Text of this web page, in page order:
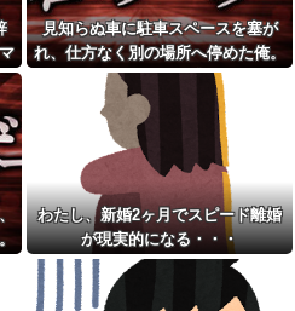
【正論】彫り師YouTuber「刺
青タトゥー入れてる奴は全員バ
カです。偏見は正しい。すごい
民度低い」
【朗報】寺田心、週6ジム通い
で体重62kg→82kgに
wwwwwwww
スッポン解体動画を見る彼女
「美味しそう♪」→俺「生きたま
ま捌かれて可哀想だろ！サイコ
パスか？」←お前らどっち？
「仕事にあぶれたから雇って
ほしい、なんでもする」とキチ
ママがやってきた
トメ「お腹の子は孫と認めな
見知らぬ車に駐車スペースを塞が
れ、仕方なく別の場所へ停めた俺。
気づけばパトカーまで来る騒ぎにな
って…
わたし、新婚2ヶ月でスピード離婚
が現実的になる・・・